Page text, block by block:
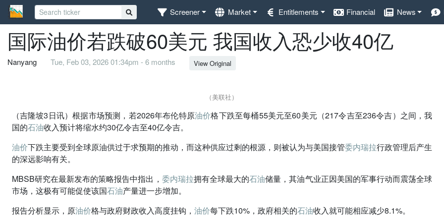
Screener Market Entitlements Financial News
国际油价若跌破60美元 我国收入恐少收40亿
Nanyang Tue, Feb 03, 2026 01:34pm - 6 months View Original
（美联社）
（吉隆坡3日讯）根据市场预测，若2026年布伦特原油价格下跌至每桶55美元至60美元（217令吉至236令吉）之间，我
国的石油收入预计将缩水约30亿令吉至40亿令吉。
油价下跌主要受到全球原油供过于求预期的推动，而这种供应过剩的根源，则被认为与美国接管委内瑞拉行政管理后产生
的深远影响有关。
MBSB研究在最新发布的策略报告中指出， 委内瑞拉拥有全球最大的石油储量，其油气业正因美国的军事行动而震荡全球
市场，这极有可能促使该国石油产量进一步增加。
报告分析显示，原油价格与政府财政收入高度挂钩， 油价每下跌10%，政府相关的石油收入就可能相应减少8.1%。